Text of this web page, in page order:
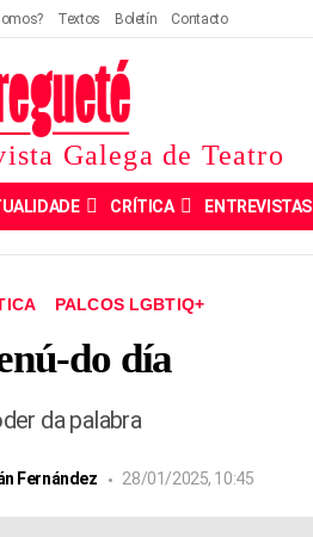
Textos Boletín Contacto
Galega de Teatro
CRÍTICA ENTREVISTAS
PALCOS LGBTIQ+
do día
da palabra
Fernández 28/01/2025, 10:45